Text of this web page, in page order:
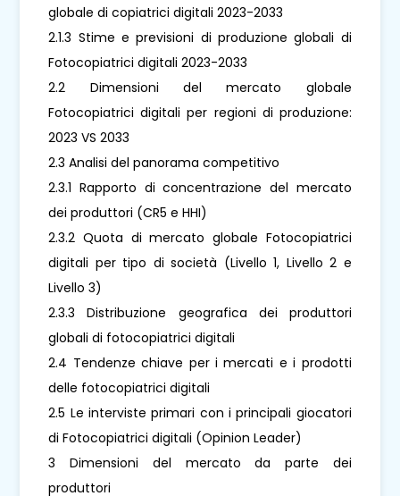
globale di copiatrici digitali 2023-2033
2.1.3 Stime e previsioni di produzione globali di
Fotocopiatrici digitali 2023-2033
2.2 Dimensioni del mercato globale
Fotocopiatrici digitali per regioni di produzione:
2023 VS 2033
2.3 Analisi del panorama competitivo
2.3.1 Rapporto di concentrazione del mercato
dei produttori (CR5 e HHI)
2.3.2 Quota di mercato globale Fotocopiatrici
digitali per tipo di società (Livello 1, Livello 2 e
Livello 3)
2.3.3 Distribuzione geografica dei produttori
globali di fotocopiatrici digitali
2.4 Tendenze chiave per i mercati e i prodotti
delle fotocopiatrici digitali
2.5 Le interviste primari con i principali giocatori
di Fotocopiatrici digitali (Opinion Leader)
3 Dimensioni del mercato da parte dei
produttori